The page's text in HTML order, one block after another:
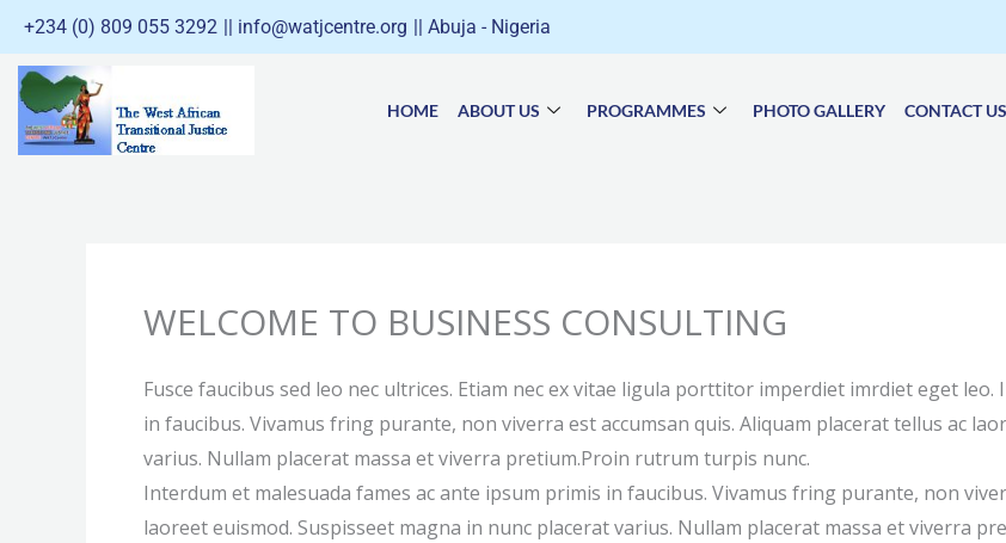
Skip
to
content
+234 (0) 809 055 3292 || info@watjcentre.org || Abuja - Nigeria
HOME ABOUT US PROGRAMMES PHOTO GALLERY CONTACT US
WELCOME TO BUSINESS CONSULTING
Fusce faucibus sed leo nec ultrices. Etiam nec ex vitae ligula porttitor imperdiet imrdiet eget
in faucibus. Vivamus fring purante, non viverra est accumsan quis. Aliquam placerat tellus ac
varius. Nullam placerat massa et viverra pretium.Proin rutrum turpis nunc.
Interdum et malesuada fames ac ante ipsum primis in faucibus. Vivamus fring purante, non
laoreet euismod. Suspisseet magna in nunc placerat varius. Nullam placerat massa et viverra